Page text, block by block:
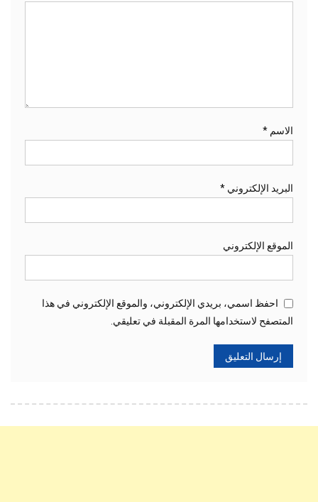
الاسم *
البريد الإلكتروني *
الموقع الإلكتروني
احفظ اسمي، بريدي الإلكتروني، والموقع الإلكتروني في هذا
المتصفح لاستخدامها المرة المقبلة في تعليقي.